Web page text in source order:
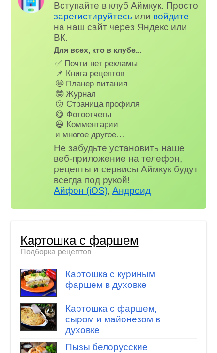
Вступайте в клуб Аймкук. Просто
зарегистируйтесь или войдите
на наш сайт через Яндекс или
ВК.
Для всех, кто в клубе...
✅ Почти нет рекламы
📌 Книга рецептов
🤩 Планер питания
🤓 Журнал
😗 Страница профиля
😋 Фотоотчеты
😃 Комментарии
и многое другое…
Не забудьте установить наше
веб-приложение на телефон,
рецепты и сервисы Аймкук будут
всегда под рукой!
Айфон (iOS),Андроид
Картошка с фаршем
Подборка рецептов
Картошка с куриным
фаршем в духовке
Картошка с фаршем,
сыром и майонезом в
духовке
Пызы белорусские